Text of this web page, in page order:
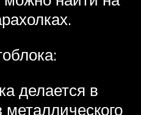
делается в